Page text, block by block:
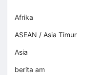
Afrika
ASEAN / Asia Timur
Asia
berita am